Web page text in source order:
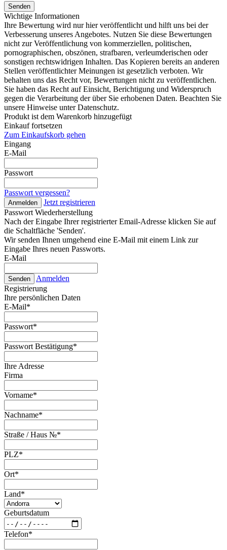
Senden
Wichtige Informationen
Ihre Bewertung wird nur hier veröffentlicht und hilft uns bei der
Verbesserung unseres Angebotes. Nutzen Sie diese Bewertungen
nicht zur Veröffentlichung von kommerziellen, politischen,
pornographischen, obszönen, strafbaren, verleumderischen oder
sonstigen rechtswidrigen Inhalten. Das Kopieren bereits an anderen
Stellen veröffentlichter Meinungen ist gesetzlich verboten. Wir
behalten uns das Recht vor, Bewertungen nicht zu veröffentlichen.
Sie haben das Recht auf Einsicht, Berichtigung und Widerspruch
gegen die Verarbeitung der über Sie erhobenen Daten. Beachten Sie
unsere Hinweise unter Datenschutz.
Produkt ist dem Warenkorb hinzugefügt
Einkauf fortsetzen
Zum Einkaufskorb gehen
Eingang
E-Mail
Passwort
Passwort vergessen?
Anmelden
Jetzt registrieren
Passwort Wiederherstellung
Nach der Eingabe Ihrer registrierter Email-Adresse klicken Sie auf
die Schaltfläche 'Senden'.
Wir senden Ihnen umgehend eine E-Mail mit einem Link zur
Eingabe Ihres neuen Passworts.
E-Mail
Senden
Anmelden
Registrierung
Ihre persönlichen Daten
E-Mail*
Passwort*
Passwort Bestätigung*
Ihre Adresse
Firma
Vorname*
Nachname*
Straße / Haus №*
PLZ*
Ort*
Land*
Geburtsdatum
Telefon*